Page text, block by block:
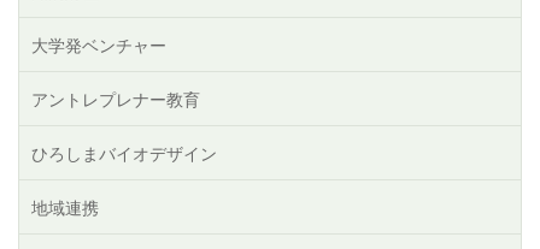
大学発ベンチャー
アントレプレナー教育
ひろしまバイオデザイン
地域連携